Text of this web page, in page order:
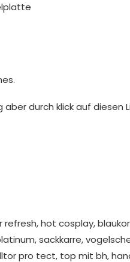
durch klick auf diesen
refresh, hot cosplay,
sackkarre,
pro tect, top mit bh,